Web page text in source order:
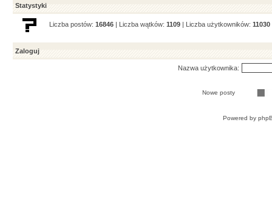
Statystyki
Liczba postów: 16846 | Liczba wątków: 1109 | Liczba użytkowników: 11030
Zaloguj
Nazwa użytkownika:
Nowe posty
Powered by